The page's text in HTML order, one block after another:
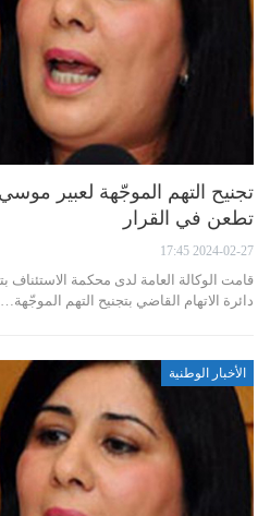
تجنيح التهم الموجّهة لعبير
تطعن في القرار
2024-02-27 17:45
قامت الوكالة العامة لدى محكمة الاستئناف
دائرة الاتهام القاضي بتجنيح التهم الموجّهة…
الأخبار الوطنية